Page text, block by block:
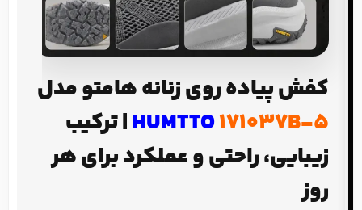
کفش پیاده روی زنانه هامتو مدل
HUMTTO171037B-5
| ترکیب
زیبایی، راحتی و عملکرد برای هر
روز